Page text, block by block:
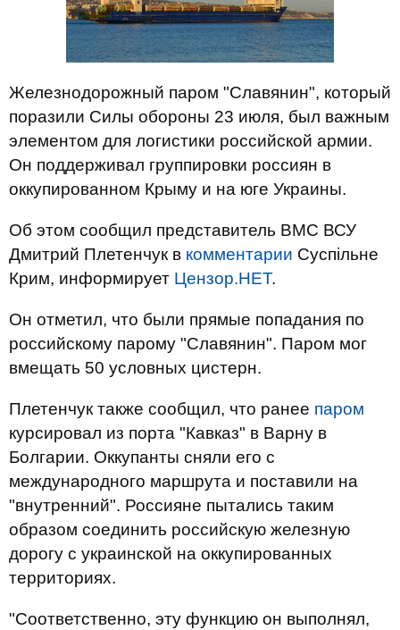
Железнодорожный паром "Славянин", который
поразили Силы обороны 23 июля, был важным
элементом для логистики российской армии.
Он поддерживал группировки россиян в
оккупированном Крыму и на юге Украины.
Об этом сообщил представитель ВМС ВСУ
Дмитрий Плетенчук в комментарии Суспільне
Крим, информирует Цензор.НЕТ.
Он отметил, что были прямые попадания по
российскому парому "Славянин". Паром мог
вмещать 50 условных цистерн.
Плетенчук также сообщил, что ранее паром
курсировал из порта "Кавказ" в Варну в
Болгарии. Оккупанты сняли его с
международного маршрута и поставили на
"внутренний". Россияне пытались таким
образом соединить российскую железную
дорогу с украинской на оккупированных
территориях.
"Соответственно, эту функцию он выполнял,